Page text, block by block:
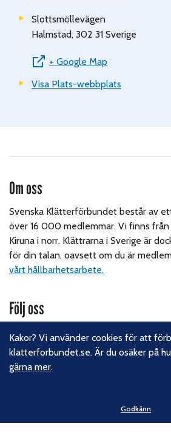
Slottsmöllevägen
Halmstad, 302 31 Sverige
+ Google Map
Visa Plats-webbplats
Om oss
Svenska Klätterförbundet består av
över 16 000 medlemmar. Vi finns
Kiruna i norr. Klättrarna i Sverige är
för din talan, oavsett om du är
vårt hållbarhetsarbete.
Följ oss
Facebook
Instagram
Linkedin
Nyhetsbrev
Kakor? Vi använder cookies för att
klatterforbundet.se. Är du osäker på
gärna mer.
Godkänn